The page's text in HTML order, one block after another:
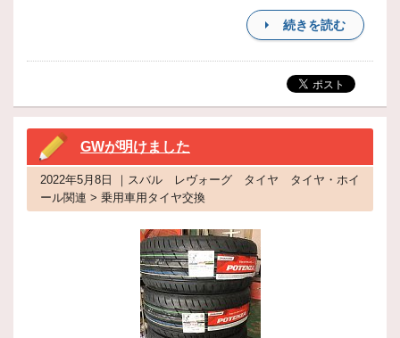
続きを読む
GWが明けました
2022年5月8日 ｜スバル レヴォーグ タイヤ タイヤ・ホイ
ール関連 > 乗用車用タイヤ交換